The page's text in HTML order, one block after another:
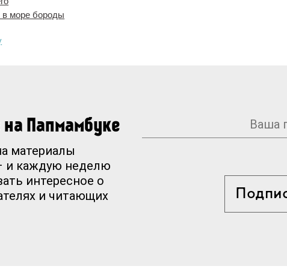
в море бороды
на Папмамбуке
материалы
и каждую неделю
интересное о
и читающих